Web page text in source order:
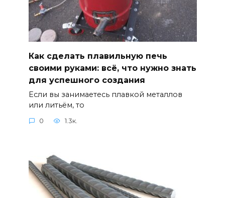
Как сделать плавильную печь
своими руками: всё, что нужно знать
для успешного создания
Если вы занимаетесь плавкой металлов
или литьём, то
0 1.3к.